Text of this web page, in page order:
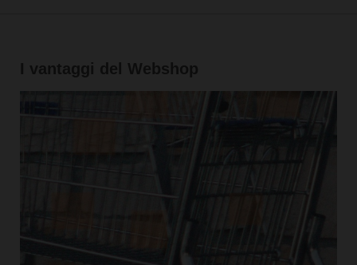
I vantaggi del Webshop